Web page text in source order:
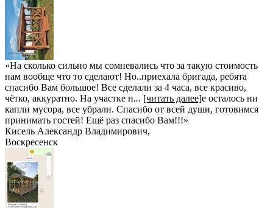
«На сколько сильно мы сомневались что за такую стоимость
нам вообще что то сделают! Но..приехала бригада, ребята
спасибо Вам большое! Все сделали за 4 часа, все красиво,
чётко, аккуратно. На участке н... [читать далее]е осталось ни
капли мусора, все убрали. Спасибо от всей души, готовимся
принимать гостей! Ещё раз спасибо Вам!!!»
Кисель Александр Владимирович,
Воскресенск